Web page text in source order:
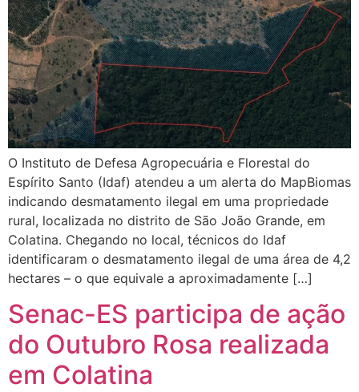
O Instituto de Defesa Agropecuária e Florestal do
Espírito Santo (Idaf) atendeu a um alerta do MapBiomas
indicando desmatamento ilegal em uma propriedade
rural, localizada no distrito de São João Grande, em
Colatina. Chegando no local, técnicos do Idaf
identificaram o desmatamento ilegal de uma área de 4,2
hectares – o que equivale a aproximadamente […]
Senac-ES participa de ação
do Outubro Rosa realizada
em Colatina